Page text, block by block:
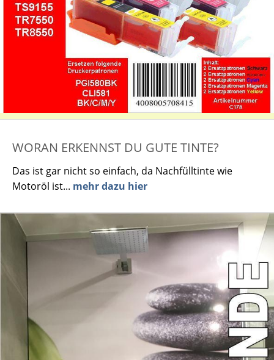
WORAN ERKENNST DU GUTE TINTE?
Das ist gar nicht so einfach, da Nachfülltinte wie
Motoröl ist... mehr dazu hier